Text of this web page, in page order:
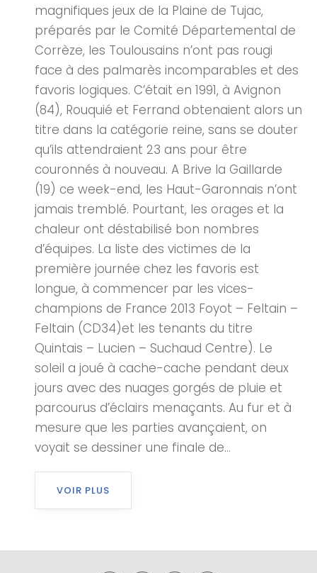
magnifiques jeux de la Plaine de Tujac,
préparés par le Comité Départemental de
Corrèze, les Toulousains n’ont pas rougi
face à des palmarès incomparables et des
favoris logiques. C’était en 1991, à Avignon
(84), Rouquié et Ferrand obtenaient alors un
titre dans la catégorie reine, sans se douter
qu’ils attendraient 23 ans pour être
couronnés à nouveau. A Brive la Gaillarde
(19) ce week-end, les Haut-Garonnais n’ont
jamais tremblé. Pourtant, les orages et la
chaleur ont déstabilisé bon nombres
d’équipes. La liste des victimes de la
première journée chez les favoris est
longue, à commencer par les vices-
champions de France 2013 Foyot – Feltain –
Feltain (CD34)et les tenants du titre
Quintais – Lucien – Suchaud Centre). Le
soleil a joué à cache-cache pendant deux
jours avec des nuages gorgés de pluie et
parcourus d’éclairs menaçants. Au fur et à
mesure que les parties avançaient, on
voyait se dessiner une finale de...
VOIR PLUS